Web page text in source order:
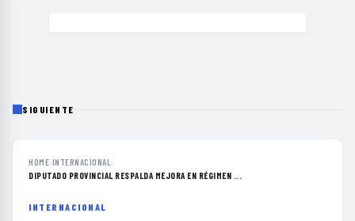
SIGUIENTE
HOME›INTERNACIONAL ›
DIPUTADO PROVINCIAL RESPALDA MEJORA EN RÉGIMEN ...
INTERNACIONAL